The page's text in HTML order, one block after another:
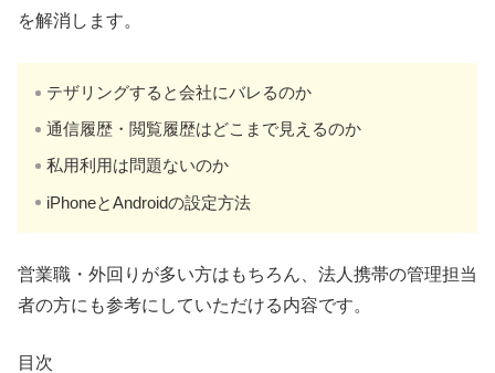
を解消します。
テザリングすると会社にバレるのか
通信履歴・閲覧履歴はどこまで見えるのか
私用利用は問題ないのか
iPhoneとAndroidの設定方法
営業職・外回りが多い方はもちろん、法人携帯の管理担当
者の方にも参考にしていただける内容です。
目次